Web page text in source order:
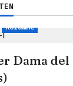
Stories
Kolumne
Dama del